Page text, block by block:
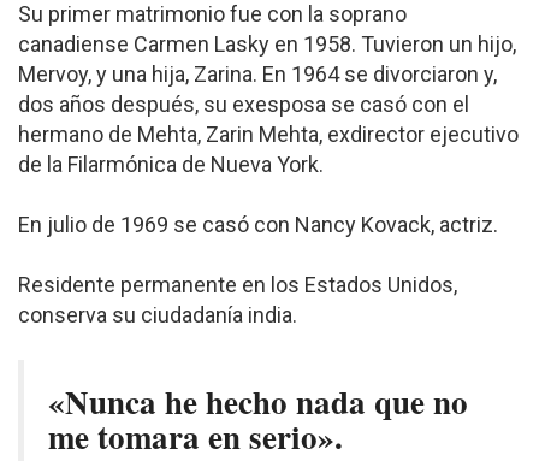
Su primer matrimonio fue con la soprano
canadiense Carmen Lasky en 1958. Tuvieron un hijo,
Mervoy, y una hija, Zarina. En 1964 se divorciaron y,
dos años después, su exesposa se casó con el
hermano de Mehta, Zarin Mehta, exdirector ejecutivo
de la Filarmónica de Nueva York.
En julio de 1969 se casó con Nancy Kovack, actriz.
Residente permanente en los Estados Unidos,
conserva su ciudadanía india.
«Nunca he hecho nada que no
me tomara en serio».